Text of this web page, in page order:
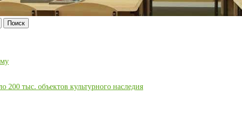
200 тыс. объектов культурного наследия